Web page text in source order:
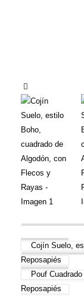
Cojín Suelo,
Reposapiés
Pouf
Reposapiés